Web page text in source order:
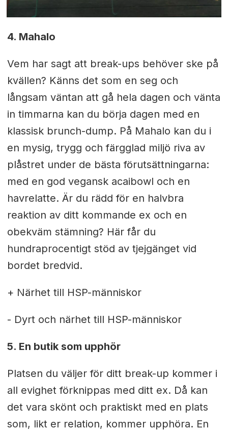
4. Mahalo
Vem har sagt att break-ups behöver ske på
kvällen? Känns det som en seg och
långsam väntan att gå hela dagen och vänta
in timmarna kan du börja dagen med en
klassisk brunch-dump. På Mahalo kan du i
en mysig, trygg och färgglad miljö riva av
plåstret under de bästa förutsättningarna:
med en god vegansk acaibowl och en
havrelatte. Är du rädd för en halvbra
reaktion av ditt kommande ex och en
obekväm stämning? Här får du
hundraprocentigt stöd av tjejgänget vid
bordet bredvid.
+ Närhet till HSP-människor
- Dyrt och närhet till HSP-människor
5. En butik som upphör
Platsen du väljer för ditt break-up kommer i
all evighet förknippas med ditt ex. Då kan
det vara skönt och praktiskt med en plats
som, likt er relation, kommer upphöra. En